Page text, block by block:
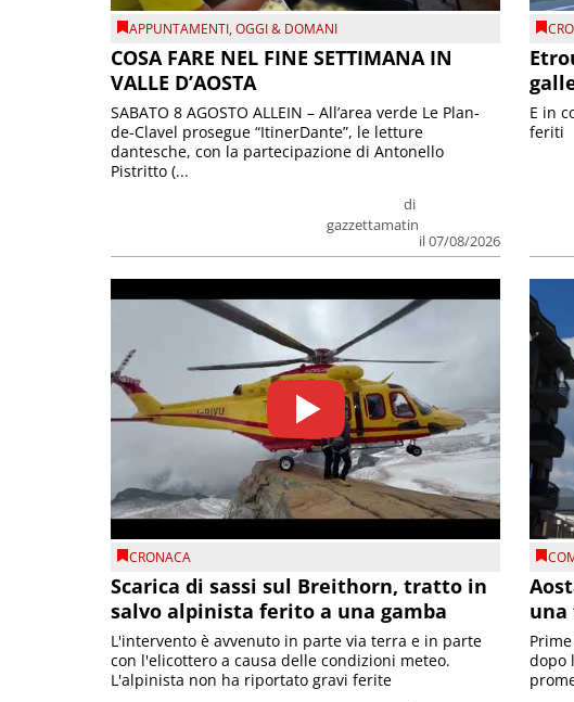
APPUNTAMENTI,OGGI & DOMANI
COSA FARE NEL FINE SETTIMANA IN
VALLE D’AOSTA
di
gazzettamatin
il 07/08/2026
SABATO 8 AGOSTO ALLEIN – All’area verde Le Plan-
de-Clavel prosegue “ItinerDante”, le letture
dantesche, con la partecipazione di Antonello
Pistritto (...
E in
feriti
CRONACA
Scarica di sassi sul Breithorn, tratto in
salvo alpinista ferito a una gamba
L'intervento è avvenuto in parte via terra e in parte
con l'elicottero a causa delle condizioni meteo.
L'alpinista non ha riportato gravi ferite
una
dopo